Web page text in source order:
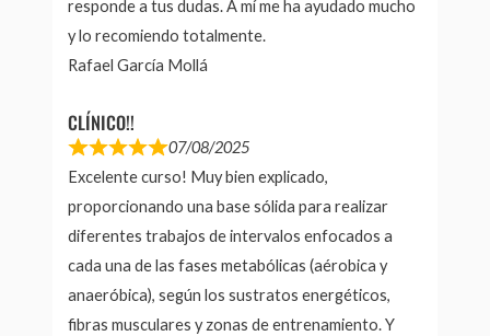
responde a tus dudas. A mí me ha ayudado mucho
y lo recomiendo totalmente.
Rafael García Mollá
CLÍNICO!!
07/08/2025
Excelente curso! Muy bien explicado,
proporcionando una base sólida para realizar
diferentes trabajos de intervalos enfocados a
cada una de las fases metabólicas (aérobica y
anaeróbica), según los sustratos energéticos,
fibras musculares y zonas de entrenamiento. Y